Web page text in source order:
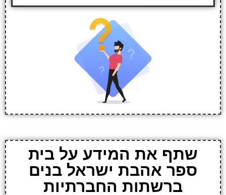
שתף את המידע על בית
ספר אהבת ישראל בנים
ברשתות החברתיות